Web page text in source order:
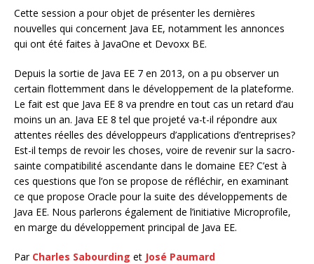
Cette session a pour objet de présenter les dernières
nouvelles qui concernent Java EE, notamment les annonces
qui ont été faites à JavaOne et Devoxx BE.
Depuis la sortie de Java EE 7 en 2013, on a pu observer un
certain flottemment dans le développement de la plateforme.
Le fait est que Java EE 8 va prendre en tout cas un retard d’au
moins un an. Java EE 8 tel que projeté va-t-il répondre aux
attentes réelles des développeurs d’applications d’entreprises?
Est-il temps de revoir les choses, voire de revenir sur la sacro-
sainte compatibilité ascendante dans le domaine EE? C’est à
ces questions que l’on se propose de réfléchir, en examinant
ce que propose Oracle pour la suite des développements de
Java EE. Nous parlerons également de l’initiative Microprofile,
en marge du développement principal de Java EE.
Par Charles Sabourding et José Paumard